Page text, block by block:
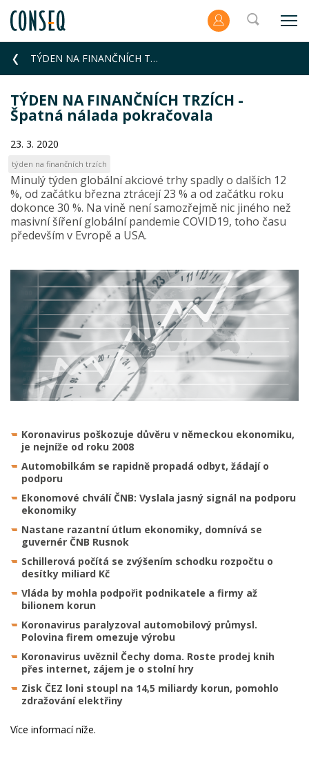
TÝDEN NA FINANČNÍCH TRZÍCH - Špatná nálada pokračovala
TÝDEN NA FINANČNÍCH TRZÍCH -
Špatná nálada pokračovala
23. 3. 2020
týden na finančních trzích
Minulý týden globální akciové trhy spadly o dalších 12
%, od začátku března ztrácejí 23 % a od začátku roku
dokonce 30 %. Na vině není samozřejmě nic jiného než
masivní šíření globální pandemie COVID19, toho času
především v Evropě a USA.
Koronavirus poškozuje důvěru v německou ekonomiku,
je nejníže od roku 2008
Automobilkám se rapidně propadá odbyt, žádají o
podporu
Ekonomové chválí ČNB: Vyslala jasný signál na podporu
ekonomiky
Nastane razantní útlum ekonomiky, domnívá se
guvernér ČNB Rusnok
Schillerová počítá se zvýšením schodku rozpočtu o
desítky miliard Kč
Vláda by mohla podpořit podnikatele a firmy až
bilionem korun
Koronavirus paralyzoval automobilový průmysl.
Polovina firem omezuje výrobu
Koronavirus uvěznil Čechy doma. Roste prodej knih
přes internet, zájem je o stolní hry
Zisk ČEZ loni stoupl na 14,5 miliardy korun, pomohlo
zdražování elektřiny
Více informací níže.